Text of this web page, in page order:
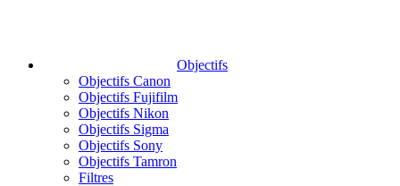
Objectifs
Objectifs Canon
Objectifs Fujifilm
Objectifs Nikon
Objectifs Sigma
Objectifs Sony
Objectifs Tamron
Filtres